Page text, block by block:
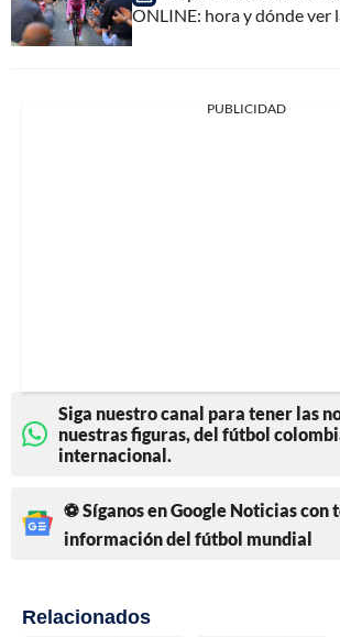
ONLINE: hora y dónde ver
PUBLICIDAD
Siga nuestro canal para tener las
nuestras figuras, del fútbol
internacional.
⚽ Síganos en Google Noticias con
información del fútbol mundial
Relacionados